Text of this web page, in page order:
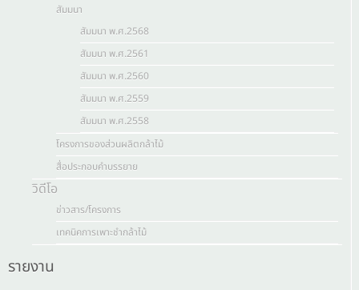
สัมมนา
สัมมนา พ.ศ.2568
สัมมนา พ.ศ.2561
สัมมนา พ.ศ.2560
สัมมนา พ.ศ.2559
สัมมนา พ.ศ.2558
โครงการของส่วนผลิตกล้าไม้
สื่อประกอบคำบรรยาย
วิดีโอ
ข่าวสาร/โครงการ
เทคนิคการเพาะชำกล้าไม้
รายงาน